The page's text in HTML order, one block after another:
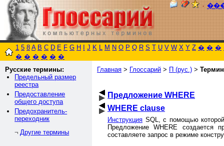
٠
1 5 8 A B C D E F G H J K L M N O P Q R S T U V W X Y Z � � �
� � � � � �
Русские термины:
Предельный размер
реестра
Предоставление
общего доступа
Предохранитель-
переходник
¬ Другие термины
Главная > Глоссарий > П (рус.) > Термин
Предложение WHERE
WHERE clause
Инструкция SQL, с помощью
Предложение WHERE создается
составляете запрос в режиме